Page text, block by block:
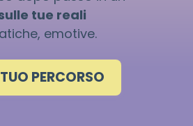
tue reali
emotive.
PERCORSO